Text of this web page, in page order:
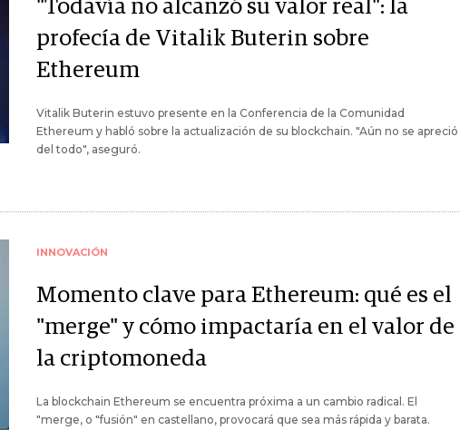
"Todavía no alcanzó su valor real": la
profecía de Vitalik Buterin sobre
Ethereum
Vitalik Buterin estuvo presente en la Conferencia de la Comunidad
Ethereum y habló sobre la actualización de su blockchain. "Aún no se apreció
del todo", aseguró.
INNOVACIÓN
Momento clave para Ethereum: qué es el
"merge" y cómo impactaría en el valor de
la criptomoneda
La blockchain Ethereum se encuentra próxima a un cambio radical. El
"merge, o "fusión" en castellano, provocará que sea más rápida y barata.